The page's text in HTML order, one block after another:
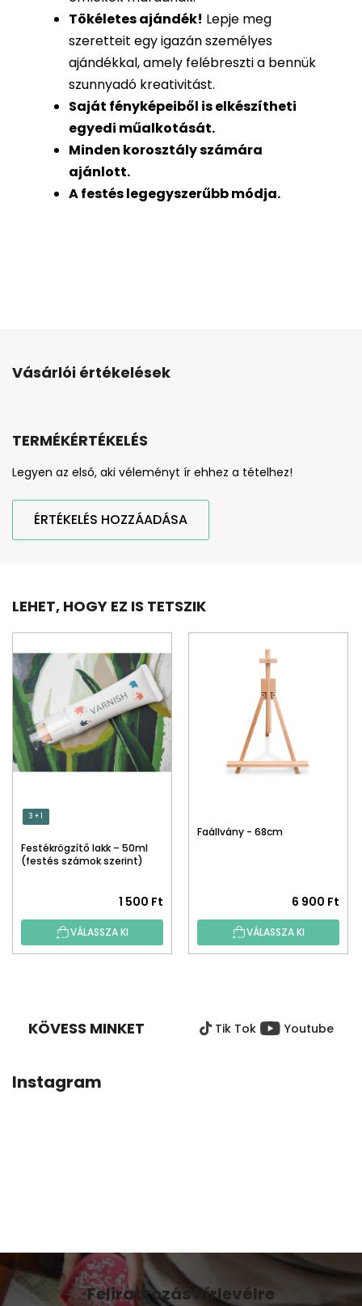
Tökéletes ajándék! Lepje meg
szeretteit egy igazán személyes
ajándékkal, amely felébreszti a bennük
szunnyadó kreativitást.
Saját fényképeiből iselkészítheti
egyedi műalkotását.
Minden korosztály számára
ajánlott.
A festés legegyszerűbb módja.
Vásárlói értékelések
TERMÉKÉRTÉKELÉS
Legyen az első, aki véleményt ír ehhez a tételhez!
ÉRTÉKELÉS HOZZÁADÁSA
LEHET, HOGY EZ IS TETSZIK
3 + 1
Festékrögzítő lakk – 50ml
(festés számok szerint)
1 500 Ft
VÁLASSZA KI
Faállvány - 68cm
6 900 Ft
VÁLASSZA KI
KÖVESS MINKET Tik Tok Youtube
Instagram
Feliratkozás hírlevélre